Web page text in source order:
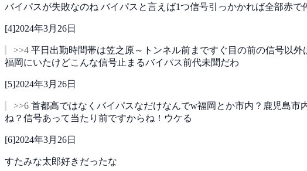
バイパスが失敗なのね バイパスと言えば1つ信号引っかかれば全部赤で
[4]2024年3月26日
>>4 平日出勤時間帯は笠之原～トンネル前まですぐ目の前の信号以外
福岡にいたけどこんな信号止まるバイパス前代未聞だわ
[5]2024年3月26日
>>6 首都高ではなくバイパスなだけなんでw福岡とか市内？鹿児島
ね？信号あって当たり前ですからね！ウケる
[6]2024年3月26日
すたみな太郎好きだったな